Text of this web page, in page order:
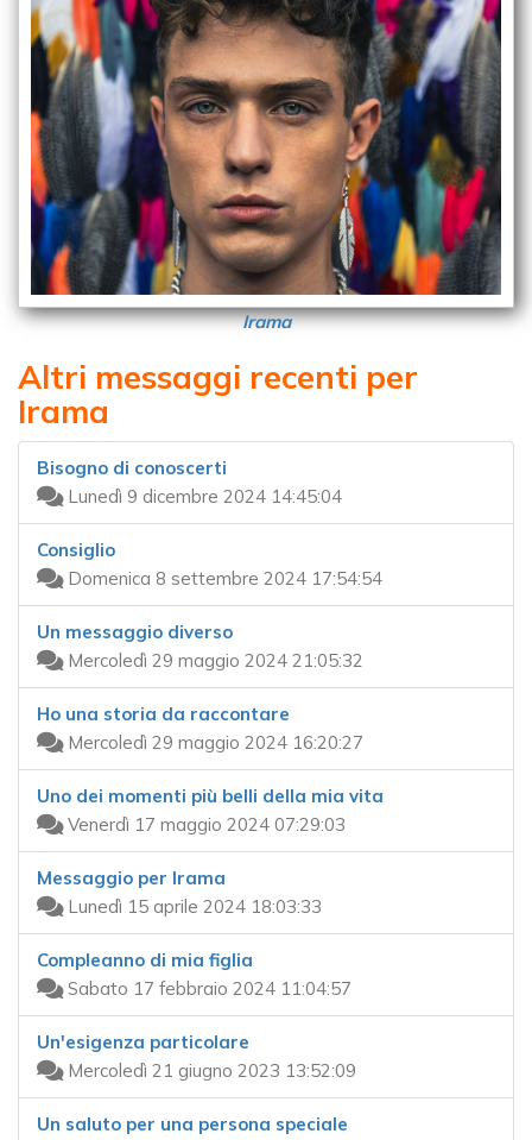
Irama
Altri messaggi recenti per
Irama
Bisogno di conoscerti
Lunedì 9 dicembre 2024 14:45:04
Consiglio
Domenica 8 settembre 2024 17:54:54
Un messaggio diverso
Mercoledì 29 maggio 2024 21:05:32
Ho una storia da raccontare
Mercoledì 29 maggio 2024 16:20:27
Uno dei momenti più belli della mia vita
Venerdì 17 maggio 2024 07:29:03
Messaggio per Irama
Lunedì 15 aprile 2024 18:03:33
Compleanno di mia figlia
Sabato 17 febbraio 2024 11:04:57
Un'esigenza particolare
Mercoledì 21 giugno 2023 13:52:09
Un saluto per una persona speciale